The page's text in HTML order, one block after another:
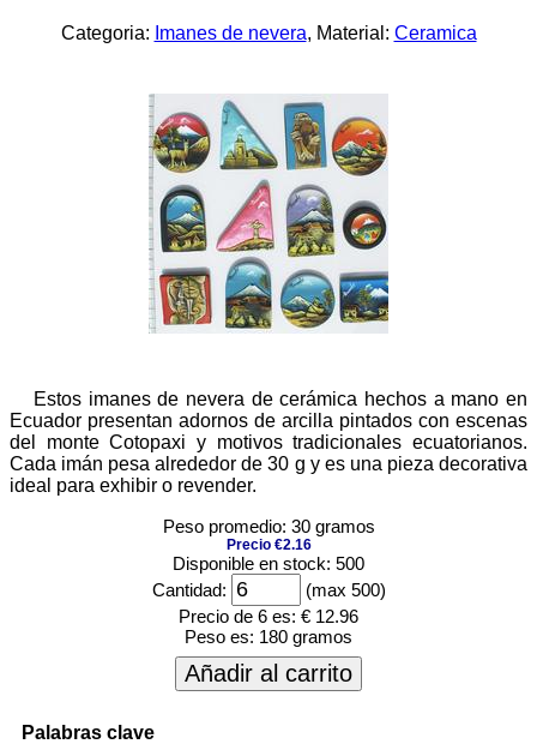
Categoria: Imanes de nevera, Material: Ceramica
Estos imanes de nevera de cerámica hechos a mano en
Ecuador presentan adornos de arcilla pintados con escenas
del monte Cotopaxi y motivos tradicionales ecuatorianos.
Cada imán pesa alrededor de 30 g y es una pieza decorativa
ideal para exhibir o revender.
Peso promedio: 30 gramos
Precio €2.16
Disponible en stock: 500
Cantidad:
(max 500)
Precio de 6 es: € 12.96
Peso es: 180 gramos
Añadir al carrito
Palabras clave